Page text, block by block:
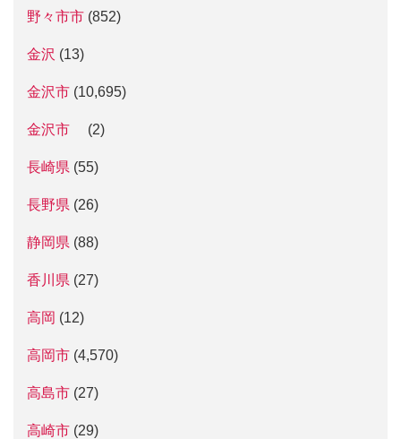
野々市市 (852)
金沢 (13)
金沢市 (10,695)
金沢市 (2)
長崎県 (55)
長野県 (26)
静岡県 (88)
香川県 (27)
高岡 (12)
高岡市 (4,570)
高島市 (27)
高崎市 (29)